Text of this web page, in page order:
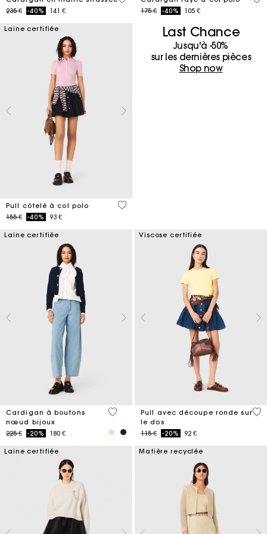
Price reduced from
235 €to-40% 141 €
Price reduced from
175 €to-40% 105 €
Laine certifiée
Pull côtelé à col polo
Price reduced from
155 €to-40% 93 €
4 out of 5 Customer Rating
Last Chance
Jusqu'à -50%
sur les dernières pièces
Shop now
Laine certifiée
Cardigan à boutons
nœud bijoux
Price reduced from
225 €to-20% 180 €
5 out of 5 Customer Rating
Viscose certifiée
Pull avec découpe ronde sur
le dos
Price reduced from
115 €to-20% 92 €
3,6
Laine certifiée Matière recyclée